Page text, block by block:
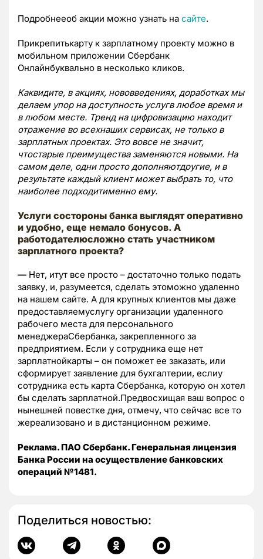
Подробнееоб акции можно узнать на сайте.
Прикрепитькарту к зарплатному проекту можно в
мобильном приложении Сбербанк
Онлайнбуквально в несколько кликов.
Каквидите, в акциях, нововведениях, доработках мы
делаем упор на доступность услугв любое время и
в любом месте. Тренд на цифровизацию находит
отражение во всехнаших сервисах, не только в
зарплатных проектах. Это вовсе не значит,
чтостарые преимущества заменяются новыми. На
самом деле, одни просто дополняютдругие, и в
результате каждый клиент может выбрать то, что
наиболее подходитименно ему.
Услуги состороны банка выглядят оперативно
и удобно, еще немало бонусов. А
работодателюсложно стать участником
зарплатного проекта?
— Нет, итут все просто – достаточно только подать
заявку, и, разумеется, сделать этоможно удаленно
на нашем сайте. А для крупных клиентов мы даже
предоставляемуслугу организации удаленного
рабочего места для персонального
менеджераСбербанка, закрепленного за
предприятием. Если у сотрудника еще нет
зарплатнойкарты – он поможет ее заказать, или
сформирует заявление для бухгалтерии, еслиу
сотрудника есть карта Сбербанка, которую он хотел
бы сделать зарплатной.Предвосхищая ваш вопрос о
нынешней повестке дня, отмечу, что сейчас все то
жереализовано и в дистанционном режиме.
Реклама. ПАО Сбербанк. Генеральная лицензия
Банка России на осуществление банковских
операций №1481.
Поделиться новостью: